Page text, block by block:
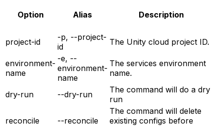
Option Alias Description
project-id
-p, --project-
id
The Unity cloud project ID.
environment-
name
-e, --
environment-
name
The services environment
name.
dry-run --dry-run
The command will do a dry
run
reconcile --reconcile
The command will delete
existing configs before